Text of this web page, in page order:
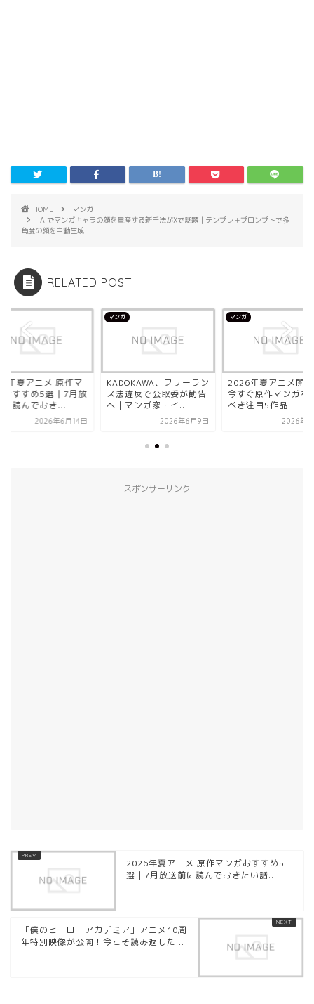
HOME
マンガ
AIでマンガキャラの顔を量産する新手法がXで話題｜テンプレ＋プロンプトで多
角度の顔を自動生成
RELATED POST
原作マ
｜7月放
き...
年6月14日
KADOKAWA、フリーラン
ス法違反で公取委が勧告
へ｜マンガ家・イ...
2026年6月9日
2026年夏アニメ開幕！
今すぐ原作マンガを読む
べき注目5作品
2026年7月1日
スポンサーリンク
2026年夏アニメ 原作マンガおすすめ5
選｜7月放送前に読んでおきたい話...
「僕のヒーローアカデミア」アニメ10周
年特別映像が公開！今こそ読み返した...